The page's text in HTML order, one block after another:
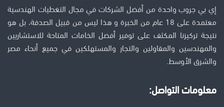
إي بي جروب واحدة من أفضل الشركات في مجال التغطيات الهندسية
معتمدة على 18 عام من الخبرة و هذا ليس من قبيل الصدفة، بل هو
نتيجة تركيزنا المكثف على توفير أفضل الخامات المتاحة للاستشاريين
والمهندسين والمقاولين والتجار والمستهلكين في جميع أنحاء مصر
والشرق الأوسط.
معلومات التواصل: